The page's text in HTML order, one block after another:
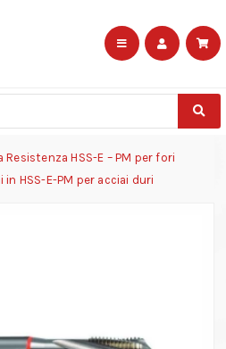
Resistenza HSS-E – PM per fori
in HSS-E-PM per acciai duri